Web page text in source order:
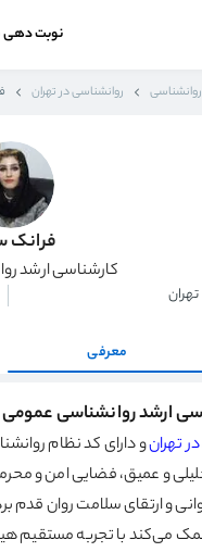
نوبت
روانشناسی روانشناسی در تهران
فرانک
کارشناسی ارشد
تهران
معرفی
ارشد روانشناسی عمومی
تهران
و عمیق، فضایی امن و
و ارتقای سلامت روان قدم
می‌کند با تجربه مستقیم